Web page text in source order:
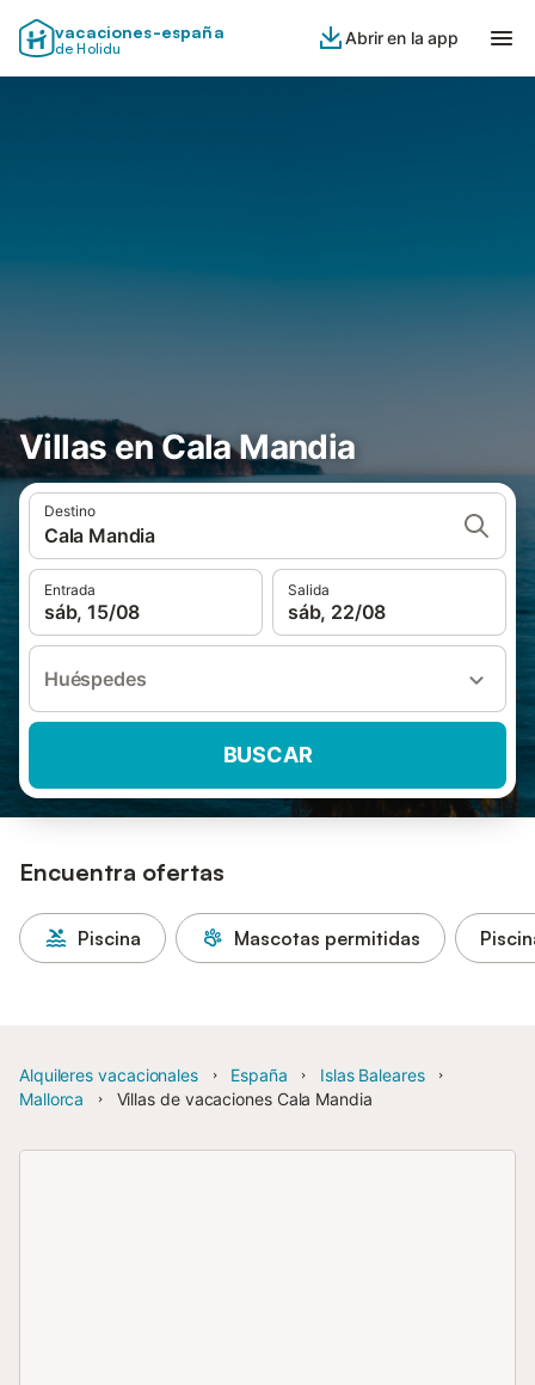
vacaciones-españa
de Holidu
Abrir en la app
Villas en Cala Mandia
Destino
Cala Mandia
Entrada
sáb, 15/08
Salida
sáb, 22/08
Huéspedes
BUSCAR
Encuentra ofertas
Piscina Mascotas permitidas
Alquileres vacacionales España
Islas Baleares
Mallorca
Villas de vacaciones Cala Mandia